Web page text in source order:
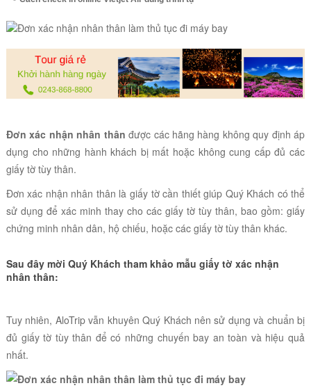
Đơn xác nhận nhân thân được các hãng hàng không quy định áp
dụng cho những hành khách bị mất hoặc không cung cấp đủ các
giấy tờ tùy thân.
Đơn xác nhận nhân thân là giấy tờ cần thiết giúp Quý Khách có thể
sử dụng để xác minh thay cho các giấy tờ tùy thân, bao gồm: giấy
chứng minh nhân dân, hộ chiếu, hoặc các giấy tờ tùy thân khác.
Sau đây mời Quý Khách tham khảo mẫu giấy tờ xác nhận
nhân thân:
Tuy nhiên, AloTrip vẫn khuyên Quý Khách nên sử dụng và chuẩn bị
đủ giấy tờ tùy thân để có những chuyến bay an toàn và hiệu quả
nhất.